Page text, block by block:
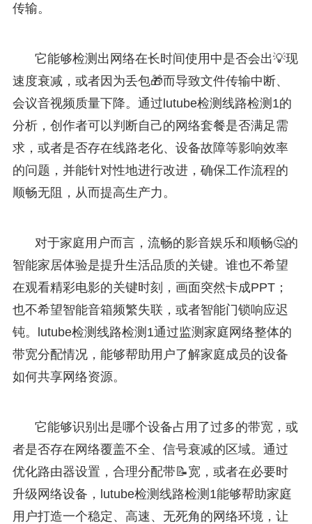
传输。
它能够检测出网络在长时间使用中是否会出💡现
速度衰减，或者因为丢包🎁而导致文件传输中断、
会议音视频质量下降。通过lutube检测线路检测1的
分析，创作者可以判断自己的网络套餐是否满足需
求，或者是否存在线路老化、设备故障等影响效率
的问题，并能针对性地进行改进，确保工作流程的
顺畅无阻，从而提高生产力。
对于家庭用户而言，流畅的影音娱乐和顺畅🤔的
智能家居体验是提升生活品质的关键。谁也不希望
在观看精彩电影的关键时刻，画面突然卡成PPT；
也不希望智能音箱频繁失联，或者智能门锁响应迟
钝。lutube检测线路检测1通过监测家庭网络整体的
带宽分配情况，能够帮助用户了解家庭成员的设备
如何共享网络资源。
它能够识别出是哪个设备占用了过多的带宽，或
者是否存在网络覆盖不全、信号衰减的区域。通过
优化路由器设置，合理分配带📝宽，或者在必要时
升级网络设备，lutube检测线路检测1能够帮助家庭
用户打造一个稳定、高速、无死角的网络环境，让